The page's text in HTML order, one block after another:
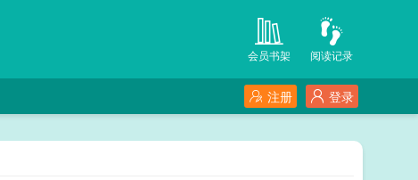
阅读记录
会员书架
登录
注册